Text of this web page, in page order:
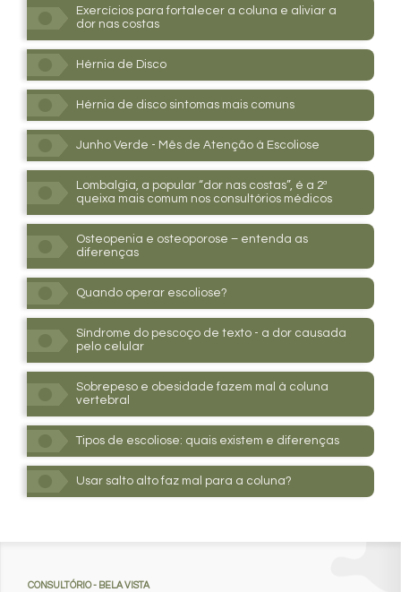
Exercícios para fortalecer a coluna e aliviar a
dor nas costas
Hérnia de Disco
Hérnia de disco sintomas mais comuns
Junho Verde - Mês de Atenção à Escoliose
Lombalgia, a popular “dor nas costas”, é a 2ª
queixa mais comum nos consultórios médicos
Osteopenia e osteoporose – entenda as
diferenças
Quando operar escoliose?
Síndrome do pescoço de texto - a dor causada
pelo celular
Sobrepeso e obesidade fazem mal à coluna
vertebral
Tipos de escoliose: quais existem e diferenças
Usar salto alto faz mal para a coluna?
CONSULTÓRIO- BELA VISTA